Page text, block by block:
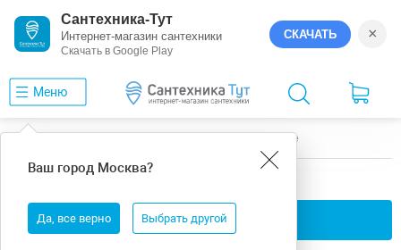
Сантехника-Тут
Интернет-магазин сантехники
Скачать в Google Play
СКАЧАТЬ ×
Меню
Ваш город Москва?
Да, все верно Выбрать другой
Bette
универсальная ванны Bette
Применить фильтры